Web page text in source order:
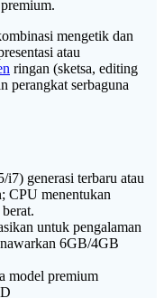
mengetik dan
atau
ringan (sketsa, editing
perangkat serbaguna
generasi terbaru atau
CPU menentukan
untuk pengalaman
6GB/4GB
model premium